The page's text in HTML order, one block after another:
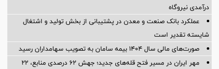
درآمدی نیروگاه
عملکرد بانک صنعت و معدن در پشتیبانی از بخش تولید و اشتغال
شایسته تقدیر است
صورت‌های مالی سال ۱۴۰۴ بیمه سامان به تصویب سهامداران رسید
مهر ایران در مسیر فتح قله‌های جدید؛ جهش ۶۲ درصدی منابع، ۲۲